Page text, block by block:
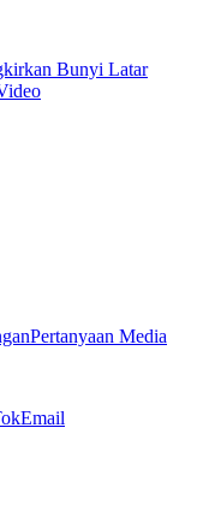
Bunyi Latar
Pertanyaan Media
Email